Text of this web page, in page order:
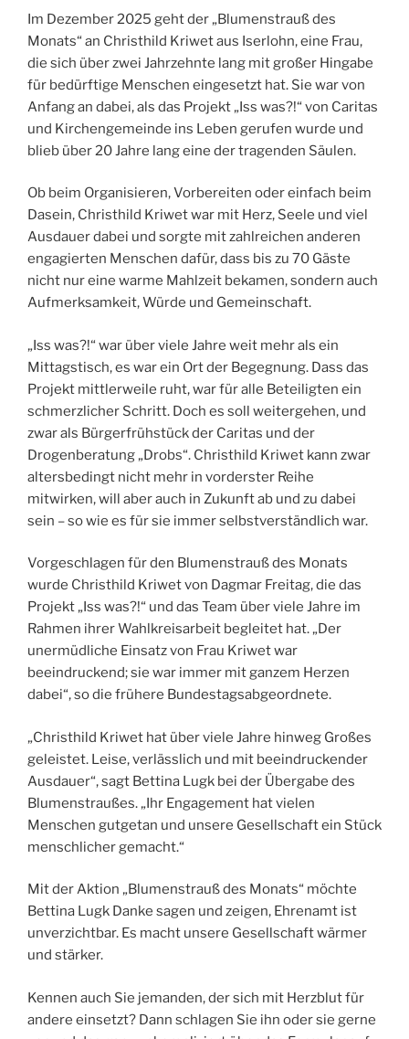
Im Dezember 2025 geht der „Blumenstrauß des
Monats“ an Christhild Kriwet aus Iserlohn, eine Frau,
die sich über zwei Jahrzehnte lang mit großer Hingabe
für bedürftige Menschen eingesetzt hat. Sie war von
Anfang an dabei, als das Projekt „Iss was?!“ von Caritas
und Kirchengemeinde ins Leben gerufen wurde und
blieb über 20 Jahre lang eine der tragenden Säulen.
Ob beim Organisieren, Vorbereiten oder einfach beim
Dasein, Christhild Kriwet war mit Herz, Seele und viel
Ausdauer dabei und sorgte mit zahlreichen anderen
engagierten Menschen dafür, dass bis zu 70 Gäste
nicht nur eine warme Mahlzeit bekamen, sondern auch
Aufmerksamkeit, Würde und Gemeinschaft.
„Iss was?!“ war über viele Jahre weit mehr als ein
Mittagstisch, es war ein Ort der Begegnung. Dass das
Projekt mittlerweile ruht, war für alle Beteiligten ein
schmerzlicher Schritt. Doch es soll weitergehen, und
zwar als Bürgerfrühstück der Caritas und der
Drogenberatung „Drobs“. Christhild Kriwet kann zwar
altersbedingt nicht mehr in vorderster Reihe
mitwirken, will aber auch in Zukunft ab und zu dabei
sein – so wie es für sie immer selbstverständlich war.
Vorgeschlagen für den Blumenstrauß des Monats
wurde Christhild Kriwet von Dagmar Freitag, die das
Projekt „Iss was?!“ und das Team über viele Jahre im
Rahmen ihrer Wahlkreisarbeit begleitet hat. „Der
unermüdliche Einsatz von Frau Kriwet war
beeindruckend; sie war immer mit ganzem Herzen
dabei“, so die frühere Bundestagsabgeordnete.
„Christhild Kriwet hat über viele Jahre hinweg Großes
geleistet. Leise, verlässlich und mit beeindruckender
Ausdauer“, sagt Bettina Lugk bei der Übergabe des
Blumenstraußes. „Ihr Engagement hat vielen
Menschen gutgetan und unsere Gesellschaft ein Stück
menschlicher gemacht.“
Mit der Aktion „Blumenstrauß des Monats“ möchte
Bettina Lugk Danke sagen und zeigen, Ehrenamt ist
unverzichtbar. Es macht unsere Gesellschaft wärmer
und stärker.
Kennen auch Sie jemanden, der sich mit Herzblut für
andere einsetzt? Dann schlagen Sie ihn oder sie gerne